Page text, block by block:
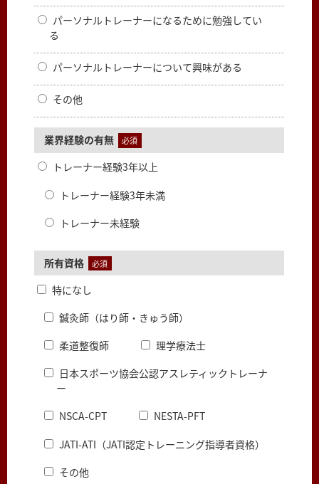
パーソナルトレーナーになるために勉強してい
る
パーソナルトレーナーについて興味がある
その他
業界経験の有無 必須
トレーナー経験3年以上
トレーナー経験3年未満
トレーナー未経験
所有資格 必須
特になし
鍼灸師（はり師・きゅう師）
柔道整復師
理学療法士
日本スポーツ協会公認アスレティックトレーナ
ー
NSCA-CPT
NESTA-PFT
JATI-ATI（JATI認定トレーニング指導者資格）
その他